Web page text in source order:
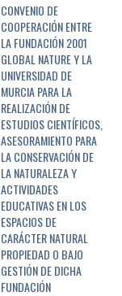
CONVENIO DE
COOPERACIÓN ENTRE
LA FUNDACIÓN 2001
GLOBAL NATURE Y LA
UNIVERSIDAD DE
MURCIA PARA LA
REALIZACIÓN DE
ESTUDIOS CIENTÍFICOS,
ASESORAMIENTO PARA
LA CONSERVACIÓN DE
LA NATURALEZA Y
ACTIVIDADES
EDUCATIVAS EN LOS
ESPACIOS DE
CARÁCTER NATURAL
PROPIEDAD O BAJO
GESTIÓN DE DICHA
FUNDACIÓN